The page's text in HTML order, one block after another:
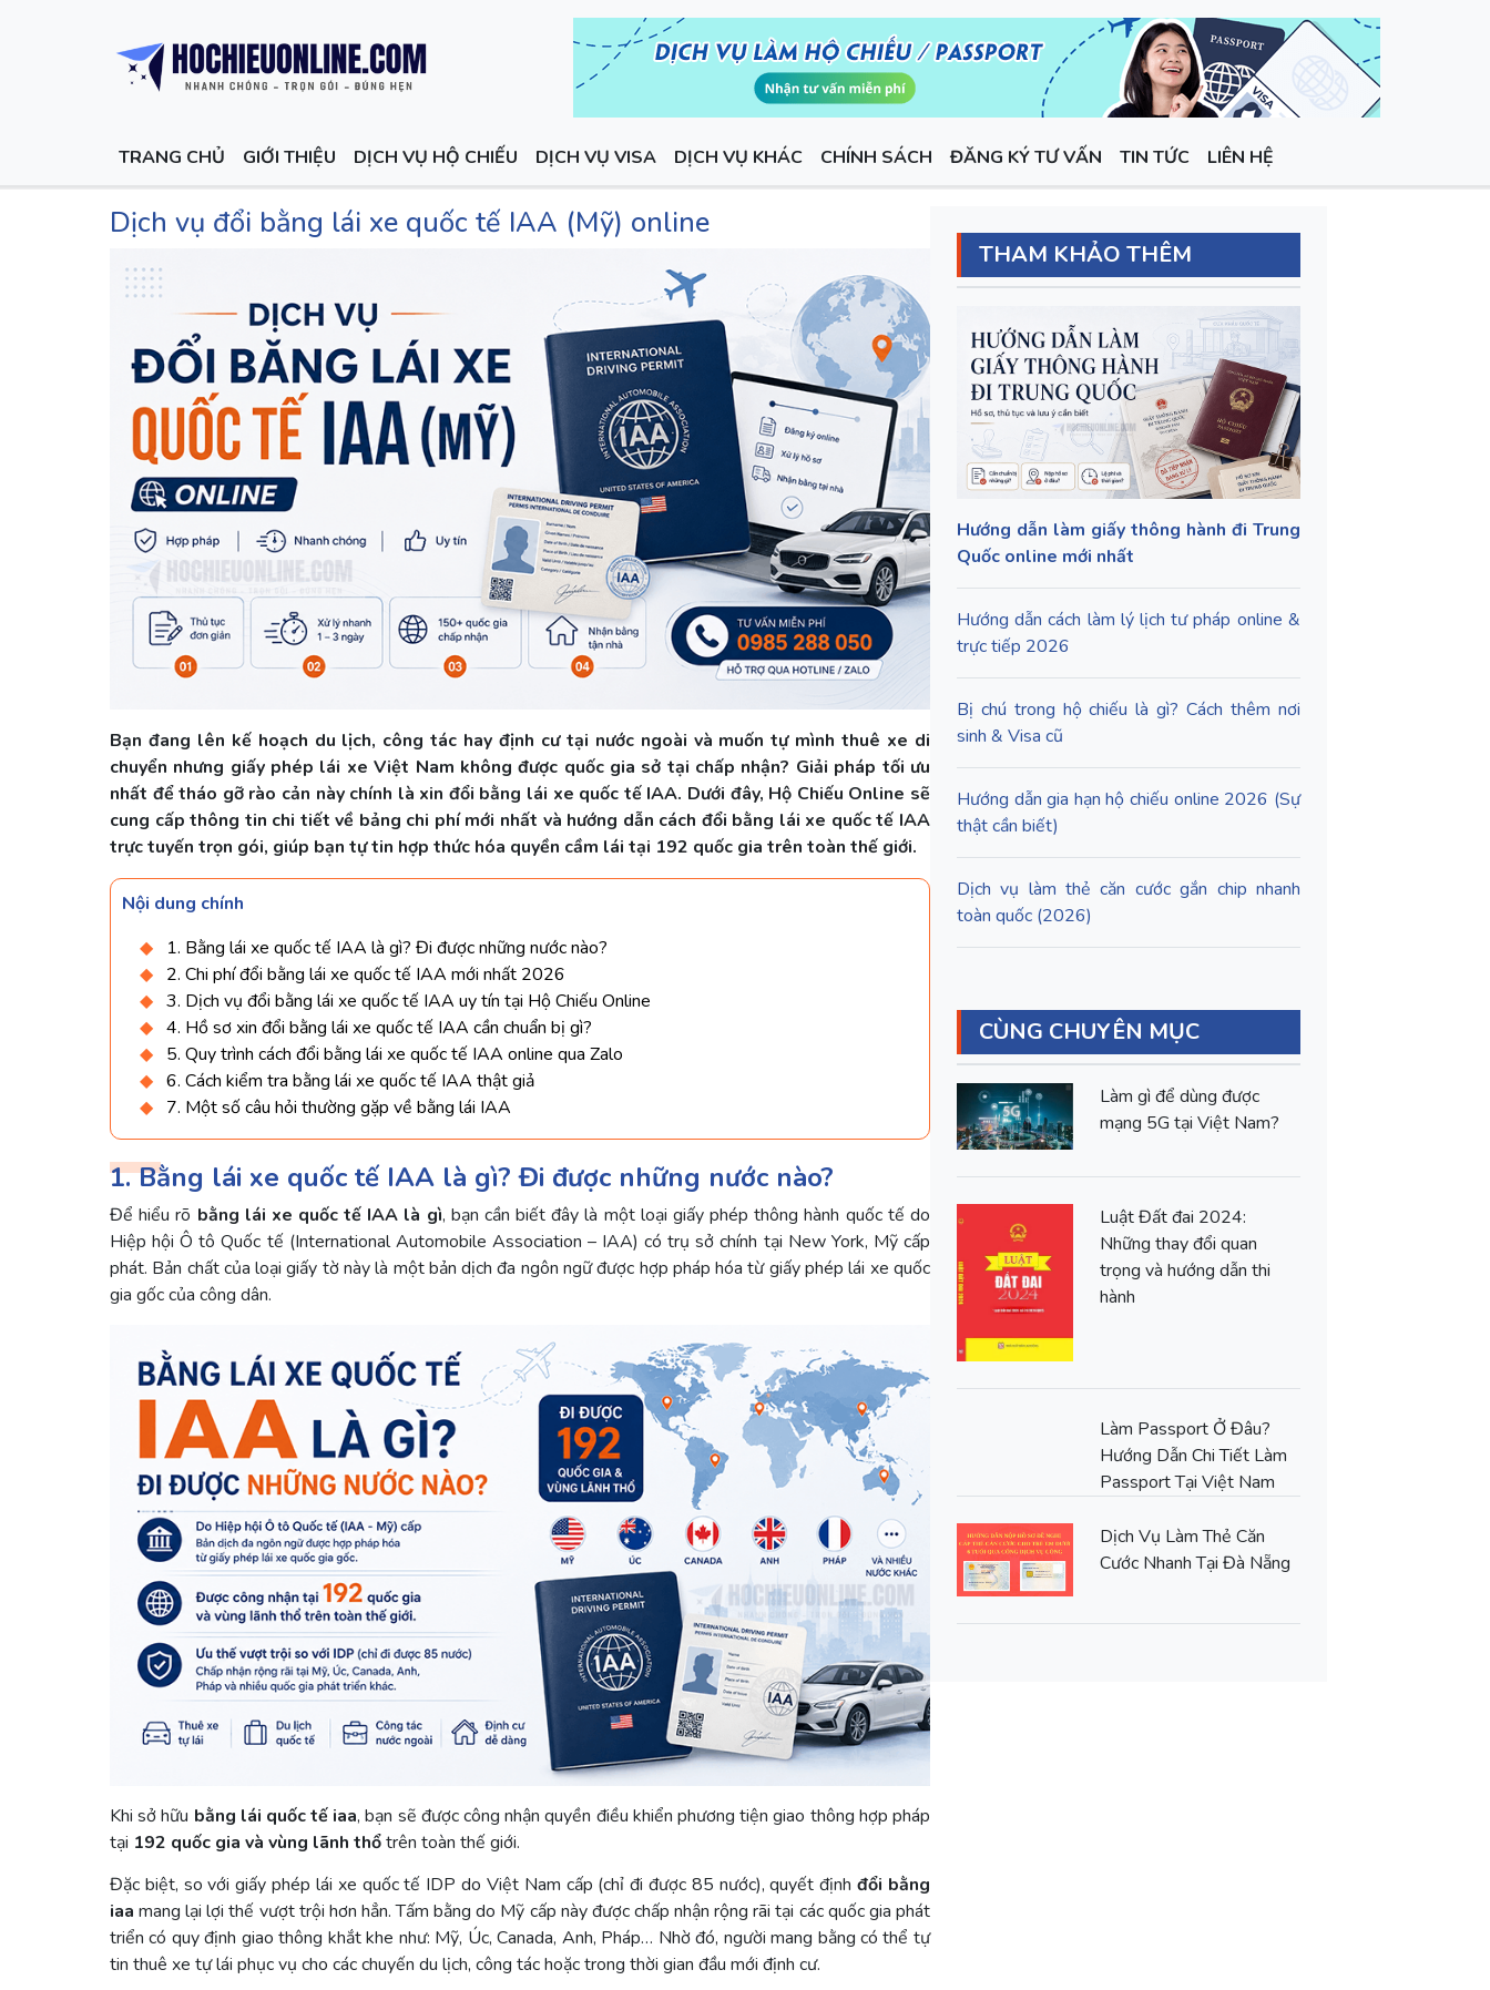
TRANG CHỦ GIỚI THIỆU DỊCH VỤ HỘ CHIẾU DỊCH VỤ VISA DỊCH VỤ KHÁC CHÍNH SÁCH ĐĂNG KÝ TƯ VẤN TIN TỨC LIÊN HỆ
Dịch vụ đổi bằng lái xe quốc tế IAA (Mỹ) online
Bạn đang lên kế hoạch du lịch, công tác hay định cư tại nước ngoài và muốn tự mình thuê xe di
chuyển nhưng giấy phép lái xe Việt Nam không được quốc gia sở tại chấp nhận? Giải pháp tối ưu
nhất để tháo gỡ rào cản này chính là xin đổi bằng lái xe quốc tế IAA. Dưới đây, Hộ Chiếu Online sẽ
cung cấp thông tin chi tiết về bảng chi phí mới nhất và hướng dẫn cách đổi bằng lái xe quốc tế IAA
trực tuyến trọn gói, giúp bạn tự tin hợp thức hóa quyền cầm lái tại 192 quốc gia trên toàn thế giới.
Nội dung chính
1. Bằng lái xe quốc tế IAA là gì? Đi được những nước nào?
2. Chi phí đổi bằng lái xe quốc tế IAA mới nhất 2026
3. Dịch vụ đổi bằng lái xe quốc tế IAA uy tín tại Hộ Chiếu Online
4. Hồ sơ xin đổi bằng lái xe quốc tế IAA cần chuẩn bị gì?
5. Quy trình cách đổi bằng lái xe quốc tế IAA online qua Zalo
6. Cách kiểm tra bằng lái xe quốc tế IAA thật giả
7. Một số câu hỏi thường gặp về bằng lái IAA
1. Bằng lái xe quốc tế IAA là gì? Đi được những nước nào?
Để hiểu rõ bằng lái xe quốc tế IAA là gì, bạn cần biết đây là một loại giấy phép thông hành quốc tế do
Hiệp hội Ô tô Quốc tế (International Automobile Association – IAA) có trụ sở chính tại New York, Mỹ cấp
phát. Bản chất của loại giấy tờ này là một bản dịch đa ngôn ngữ được hợp pháp hóa từ giấy phép lái xe quốc
gia gốc của công dân.
Khi sở hữu bằng lái quốc tế iaa, bạn sẽ được công nhận quyền điều khiển phương tiện giao thông hợp pháp
tại 192 quốc gia và vùng lãnh thổtrên toàn thế giới.
Đặc biệt, so với giấy phép lái xe quốc tế IDP do Việt Nam cấp (chỉ đi được 85 nước), quyết địnhđổi bằng
iaa mang lại lợi thế vượt trội hơn hẳn. Tấm bằng do Mỹ cấp này được chấp nhận rộng rãi tại các quốc gia phát
triển có quy định giao thông khắt khe như: Mỹ, Úc, Canada, Anh, Pháp… Nhờ đó, người mang bằng có thể tự
tin thuê xe tự lái phục vụ cho các chuyến du lịch, công tác hoặc trong thời gian đầu mới định cư.
THAM KHẢO THÊM
Hướng dẫn làm giấy thông hành đi Trung
Quốc online mới nhất
Hướng dẫn cách làm lý lịch tư pháp online &
trực tiếp 2026
Bị chú trong hộ chiếu là gì? Cách thêm nơi
sinh & Visa cũ
Hướng dẫn gia hạn hộ chiếu online 2026 (Sự
thật cần biết)
Dịch vụ làm thẻ căn cước gắn chip nhanh
toàn quốc (2026)
CÙNG CHUYÊN MỤC
Làm gì để dùng được
mạng 5G tại Việt Nam?
Luật Đất đai 2024:
Những thay đổi quan
trọng và hướng dẫn thi
hành
Làm Passport Ở Đâu?
Hướng Dẫn Chi Tiết Làm
Passport Tại Việt Nam
Dịch Vụ Làm Thẻ Căn
Cước Nhanh Tại Đà Nẵng